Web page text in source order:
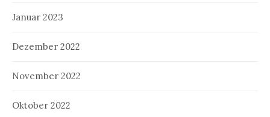
Januar 2023
Dezember 2022
November 2022
Oktober 2022